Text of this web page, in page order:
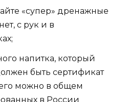
«супер» дренажные
с рук и в
напитка, который
быть сертификат
можно в общем
в России